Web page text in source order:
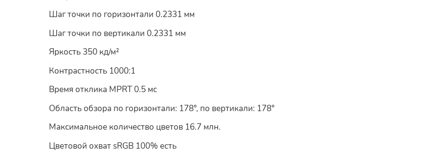
Шаг точки по горизонтали 0.2331 мм
Шаг точки по вертикали 0.2331 мм
Яркость 350 кд/м²
Контрастность 1000:1
Время отклика MPRT 0.5 мс
Область обзора по горизонтали: 178°, по вертикали: 178°
Максимальное количество цветов 16.7 млн.
Цветовой охват sRGB 100% есть